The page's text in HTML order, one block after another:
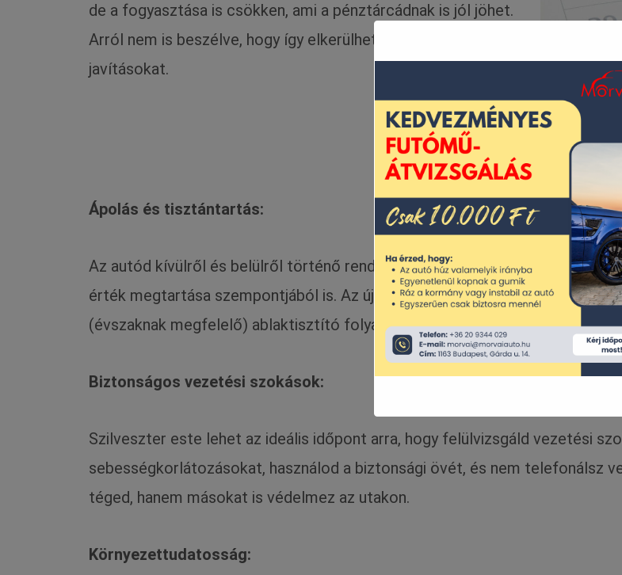
de a fogyasztása is csökken, ami a pénztárcádnak is jól jöhet.
Arról nem is beszélve, hogy így elkerülheted a költségesebb
javításokat.
Ápolás és tisztántartás:
Az autód kívülről és belülről történő rendszeres tisztítása nem csak
érték megtartása szempontjából is. Az új évre fogadd meg, hogy
(évszaknak megfelelő) ablaktisztító folyadék szintjére is.
Biztonságos vezetési szokások:
Szilveszter este lehet az ideális időpont arra, hogy felülvizsgáld vezetési
sebességkorlátozásokat, használod a biztonsági övét, és nem telefonálsz
téged, hanem másokat is védelmez az utakon.
Környezettudatosság: